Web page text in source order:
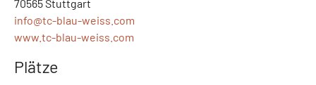
70565 Stuttgart
info@tc-blau-weiss.com
www.tc-blau-weiss.com
Plätze